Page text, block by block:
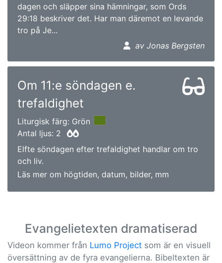
dagen och släpper sina hämningar, som Ords
29:18 beskriver det. Har man däremot en levande
tro på Je...
av Jonas Bergsten
Om 11:e söndagen e.
trefaldighet
Liturgisk färg: Grön
Antal ljus: 2
Elfte söndagen efter trefaldighet handlar om tro
och liv.
Läs mer om högtiden, datum, bilder, mm
Evangelietexten dramatiserad
Videon kommer från Lumo Project som är en visuell
översättning av de fyra evangelierna. Bibeltexten är